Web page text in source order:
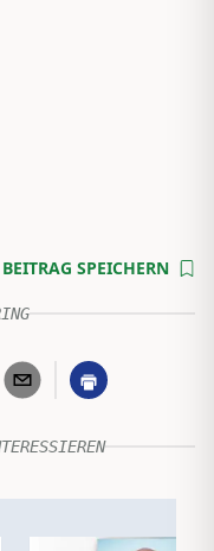
BEITRAG SPEICHERN